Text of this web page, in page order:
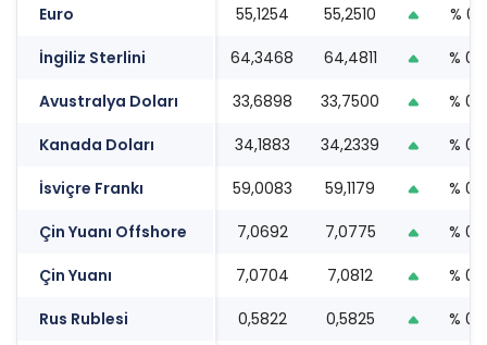
Euro
55,1254 55,2510
%
İngiliz Sterlini
64,3468 64,4811
%
Avustralya Doları
33,6898 33,7500
%
Kanada Doları
34,1883 34,2339
%
İsviçre Frankı
59,0083 59,1179
%
Çin Yuanı Offshore
7,0692 7,0775
%
Çin Yuanı
7,0704 7,0812
%
Rus Rublesi
0,5822 0,5825
%